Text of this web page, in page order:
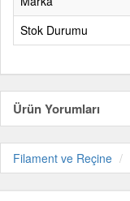
Stok Durumu
Ürün Yorumları
Filament ve Reçine